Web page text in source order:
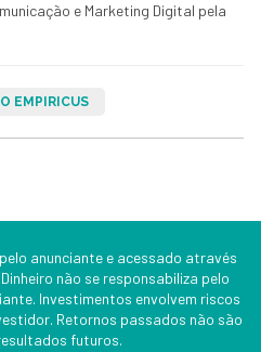
e Marketing Digital pela
EMPIRICUS
anunciante e acessado através
não se responsabiliza pelo
Investimentos envolvem riscos
Retornos passados não são
futuros.